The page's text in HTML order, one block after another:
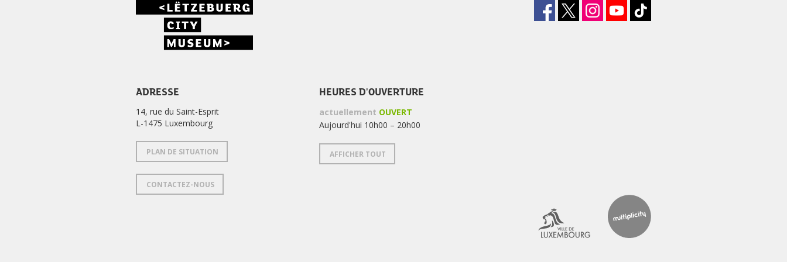
ADRESSE
14, rue du Saint-Esprit
L-1475 Luxembourg
PLAN DE SITUATION
CONTACTEZ-NOUS
HEURES D'OUVERTURE
actuellement OUVERT
Aujourd'hui 10h00 – 20h00
AFFICHER TOUT